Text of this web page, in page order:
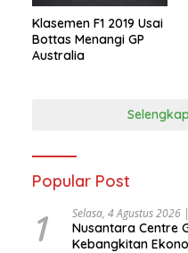
Klasemen F1 2019 Usai
Bottas Menangi GP
Australia
Popular Post
1 Selasa, 4 Agustus 2026
Nusantara Centre
Kebangkitan